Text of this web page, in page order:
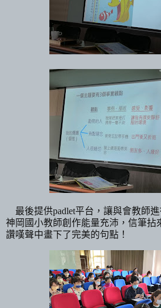
最後提供padlet平台，讓與會教師
神岡國小教師創作能量充沛，信筆拈
讚嘆聲中畫下了完美的句點！